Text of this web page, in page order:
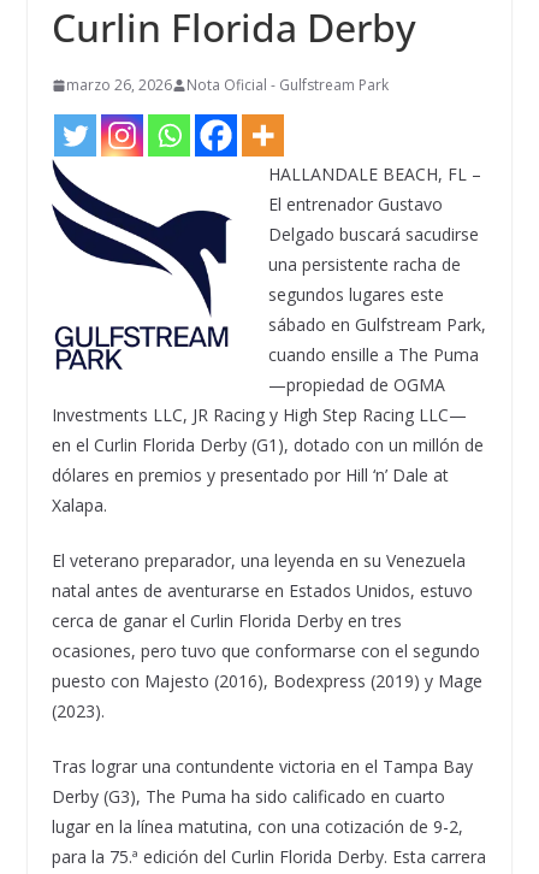
Curlin Florida Derby
marzo 26, 2026 Nota Oficial - Gulfstream Park
HALLANDALE BEACH, FL –
El entrenador Gustavo
Delgado buscará sacudirse
una persistente racha de
segundos lugares este
sábado en Gulfstream Park,
cuando ensille a The Puma
—propiedad de OGMA
Investments LLC, JR Racing y High Step Racing LLC—
en el Curlin Florida Derby (G1), dotado con un millón de
dólares en premios y presentado por Hill ‘n’ Dale at
Xalapa.
El veterano preparador, una leyenda en su Venezuela
natal antes de aventurarse en Estados Unidos, estuvo
cerca de ganar el Curlin Florida Derby en tres
ocasiones, pero tuvo que conformarse con el segundo
puesto con Majesto (2016), Bodexpress (2019) y Mage
(2023).
Tras lograr una contundente victoria en el Tampa Bay
Derby (G3), The Puma ha sido calificado en cuarto
lugar en la línea matutina, con una cotización de 9-2,
para la 75.ª edición del Curlin Florida Derby. Esta carrera